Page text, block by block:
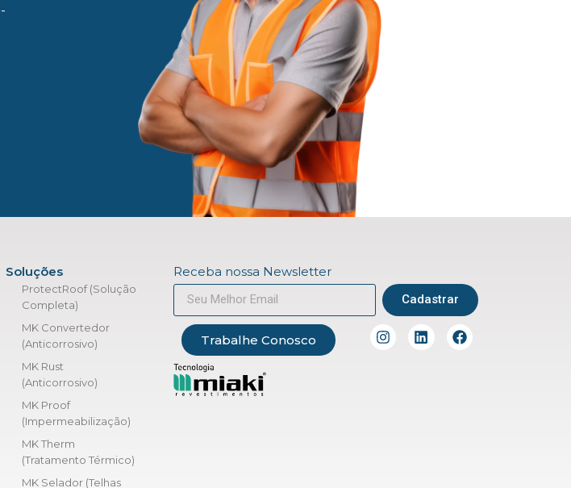
Soluções
ProtectRoof (Solução
Completa)
MK Convertedor
(Anticorrosivo)
MK Rust
(Anticorrosivo)
MK Proof
(Impermeabilização)
MK Therm
(Tratamento Térmico)
MK Selador (Telhas
Receba nossa Newsletter
Cadastrar
Trabalhe Conosco